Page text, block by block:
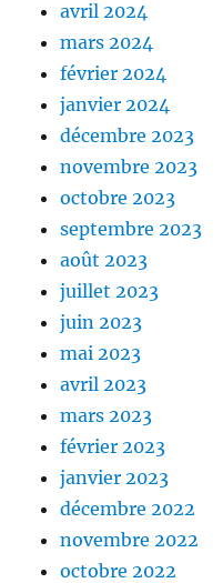
avril 2024
mars 2024
février 2024
janvier 2024
décembre 2023
novembre 2023
octobre 2023
septembre 2023
août 2023
juillet 2023
juin 2023
mai 2023
avril 2023
mars 2023
février 2023
janvier 2023
décembre 2022
novembre 2022
octobre 2022